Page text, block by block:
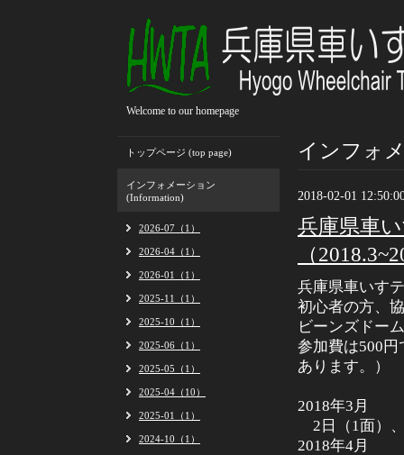
Welcome to our homepage
インフォ
2018-02-01
兵庫県車
（
兵庫県車いす
初心者の方、
ビーンズドー
参加費は500
あります。）
2018年3月
2日（1面）
2018年4月
トップページ (top page)
インフォメーション
(Information)
2026-07（1）
2026-04（1）
2026-01（1）
2025-11（1）
2025-10（1）
2025-06（1）
2025-05（1）
2025-04（10）
2025-01（1）
2024-10（1）